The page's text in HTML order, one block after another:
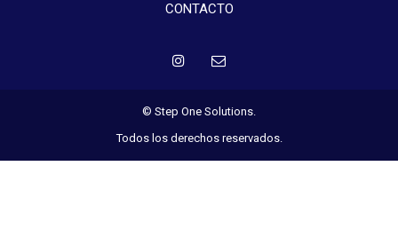
CONTACTO
© Step One Solutions.
Todos los derechos reservados.